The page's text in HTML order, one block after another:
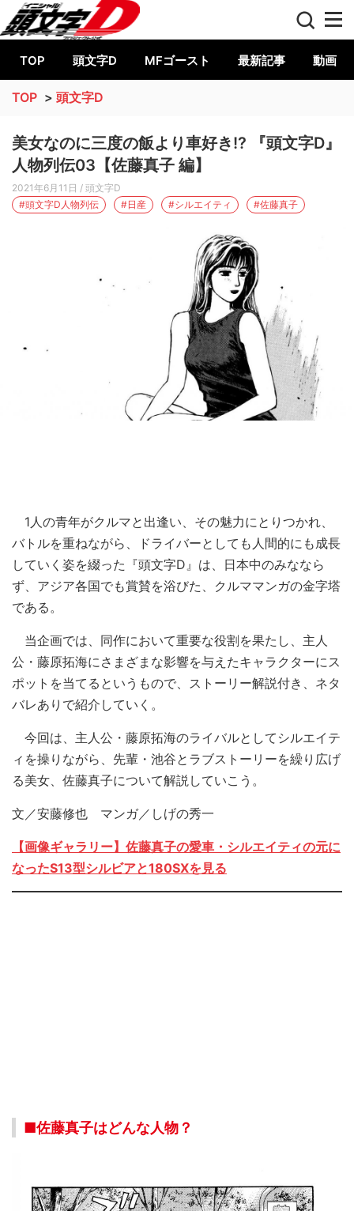
【公式】頭文字D＆MFゴースト
TOP 頭文字D MFゴースト 最新記事 動画
TOP > 頭文字D
美女なのに三度の飯より車好き!? 『頭文字D』
人物列伝03【佐藤真子 編】
2021年6月11日 / 頭文字D
#頭文字D人物列伝
#日産 #シルエイティ #佐藤真子
1人の青年がクルマと出逢い、その魅力にとりつかれ、
バトルを重ねながら、ドライバーとしても人間的にも成長
していく姿を綴った『頭文字D』は、日本中のみななら
ず、アジア各国でも賞賛を浴びた、クルママンガの金字塔
である。
当企画では、同作において重要な役割を果たし、主人
公・藤原拓海にさまざまな影響を与えたキャラクターにス
ポットを当てるというもので、ストーリー解説付き、ネタ
バレありで紹介していく。
今回は、主人公・藤原拓海のライバルとしてシルエイテ
ィを操りながら、先輩・池谷とラブストーリーを繰り広げ
る美女、佐藤真子について解説していこう。
文／安藤修也 マンガ／しげの秀一
【画像ギャラリー】佐藤真子の愛車・シルエイティの元に
なったS13型シルビアと180SXを見る
■佐藤真子はどんな人物？